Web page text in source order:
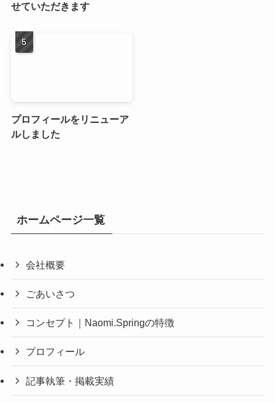
せていただきます
プロフィールをリニューア
ルしました
ホームページ一覧
会社概要
ごあいさつ
コンセプト｜Naomi.Springの特徴
プロフィール
記事執筆・掲載実績